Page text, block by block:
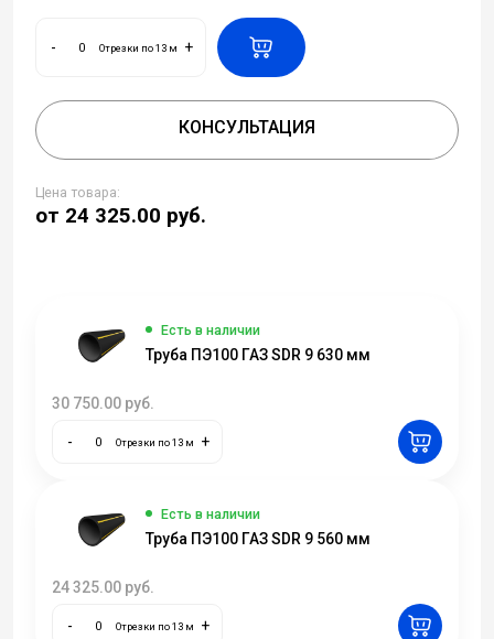
- Отрезки по 13 м +
КОНСУЛЬТАЦИЯ
Цена товара:
от 24 325.00 руб.
Есть в наличии
Труба ПЭ100 ГАЗ SDR 9 630 мм
30 750.00 руб.
- Отрезки по 13 м +
Есть в наличии
Труба ПЭ100 ГАЗ SDR 9 560 мм
24 325.00 руб.
- Отрезки по 13 м +